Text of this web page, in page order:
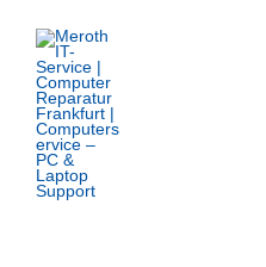
Inhalt
springen